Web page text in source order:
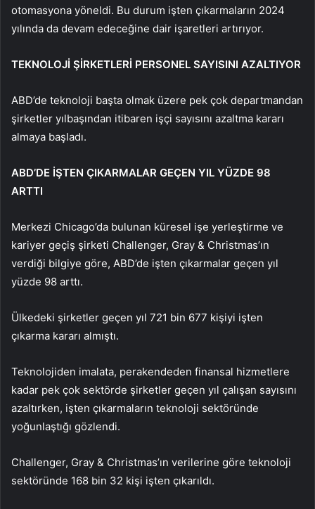
otomasyona yöneldi. Bu durum işten çıkarmaların 2024
yılında da devam edeceğine dair işaretleri artırıyor.
TEKNOLOJİ ŞİRKETLERİ PERSONEL SAYISINI AZALTIYOR
ABD’de teknoloji başta olmak üzere pek çok departmandan
şirketler yılbaşından itibaren işçi sayısını azaltma kararı
almaya başladı.
ABD’DE İŞTEN ÇIKARMALAR GEÇEN YIL YÜZDE 98
ARTTI
Merkezi Chicago’da bulunan küresel işe yerleştirme ve
kariyer geçiş şirketi Challenger, Gray & Christmas’ın
verdiği bilgiye göre, ABD’de işten çıkarmalar geçen yıl
yüzde 98 arttı.
Ülkedeki şirketler geçen yıl 721 bin 677 kişiyi işten
çıkarma kararı almıştı.
Teknolojiden imalata, perakendeden finansal hizmetlere
kadar pek çok sektörde şirketler geçen yıl çalışan sayısını
azaltırken, işten çıkarmaların teknoloji sektöründe
yoğunlaştığı gözlendi.
Challenger, Gray & Christmas’ın verilerine göre teknoloji
sektöründe 168 bin 32 kişi işten çıkarıldı.